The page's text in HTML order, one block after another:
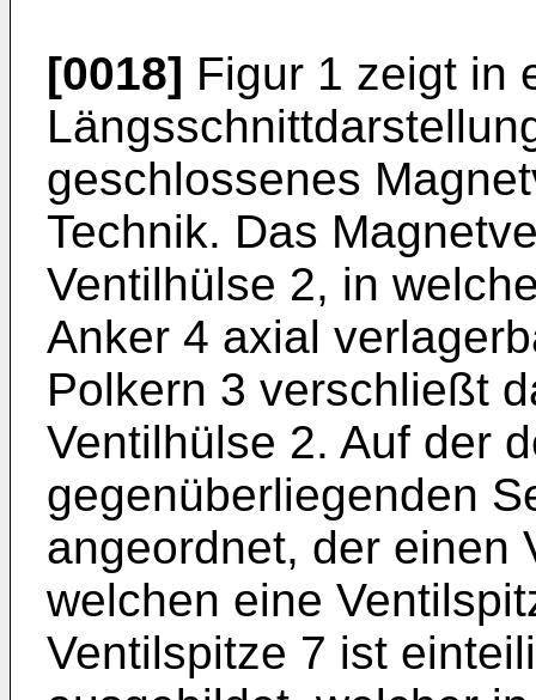
[0018] Figur 1 zeigt in
geschlossenes
Technik. Das
Ventilhülse 2, in
Anker 4 axial
Polkern 3 verschließt
Ventilhülse 2. Auf der
gegenüberliegenden
angeordnet, der einen
welchen eine
Ventilspitze 7 ist